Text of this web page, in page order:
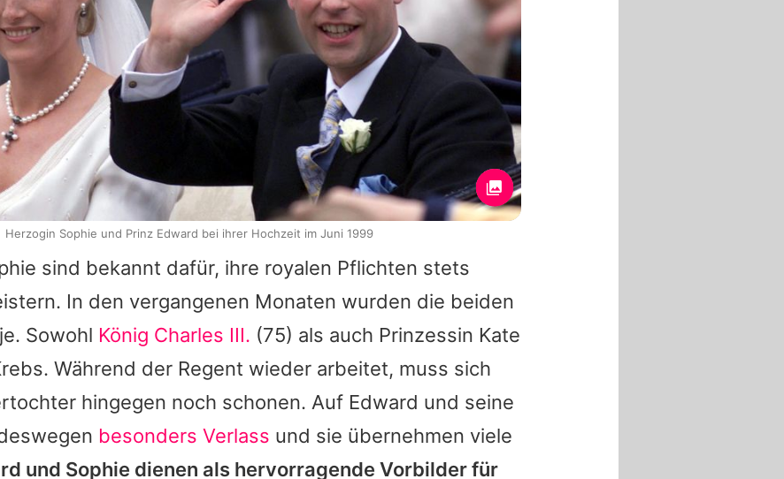
sind bekannt dafür, ihre royalen Pflichten stets
In den vergangenen Monaten wurden die beiden
Sowohl König Charles III. (75) als auch Prinzessin Kate
Während der Regent wieder arbeitet, muss sich
hingegen noch schonen. Auf Edward und seine
besonders Verlass und sie übernehmen viele
und Sophie dienen als hervorragende Vorbilder für
Herzogin Sophie und Prinz Edward bei ihrer Hochzeit im Juni 1999